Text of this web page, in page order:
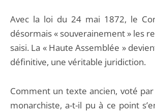
Avec la loi du 24 mai 1872, le
désormais « souverainement » les
saisi. La « Haute Assemblée »
définitive, une véritable juridiction.
Comment un texte ancien, voté
monarchiste, a-t-il pu à ce point